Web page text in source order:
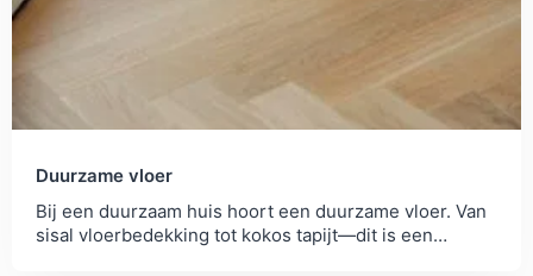
Duurzame vloer
Bij een duurzaam huis hoort een duurzame vloer. Van
sisal vloerbedekking tot kokos tapijt—dit is een